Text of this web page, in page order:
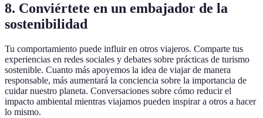
8. Conviértete en un embajador de la
sostenibilidad
Tu comportamiento puede influir en otros viajeros. Comparte tus
experiencias en redes sociales y debates sobre prácticas de turismo
sostenible. Cuanto más apoyemos la idea de viajar de manera
responsable, más aumentará la conciencia sobre la importancia de
cuidar nuestro planeta. Conversaciones sobre cómo reducir el
impacto ambiental mientras viajamos pueden inspirar a otros a hacer
lo mismo.